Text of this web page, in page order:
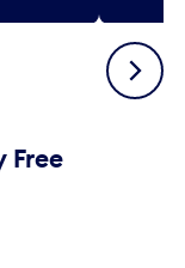
Suivant
Free